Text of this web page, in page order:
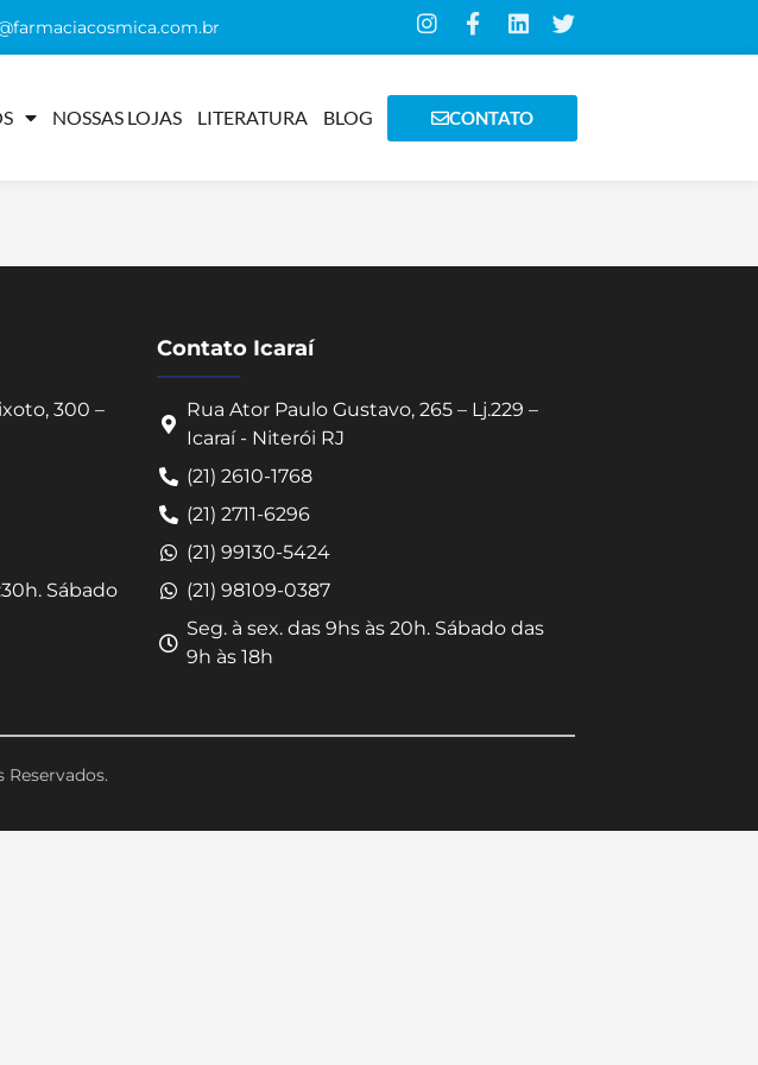
NOSSAS LOJAS LITERATURA BLOG CONTATO
300 –
Sábado
Contato Icaraí
Rua Ator Paulo Gustavo, 265 – Lj.229 –
Icaraí - Niterói RJ
(21) 2610-1768
(21) 2711-6296
(21) 99130-5424
(21) 98109-0387
Seg. à sex. das 9hs às 20h. Sábado das
9h às 18h